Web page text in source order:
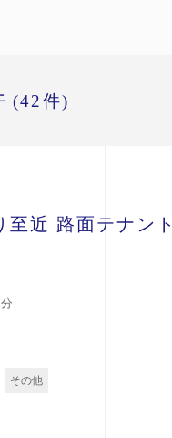
(42件)
至近 路面テナン
その他